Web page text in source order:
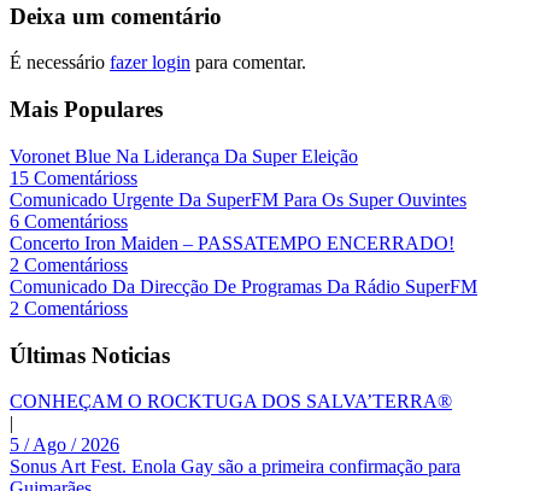
Deixa um comentário
É necessário fazer login para comentar.
Mais Populares
Voronet Blue Na Liderança Da Super Eleição
15 Comentárioss
Comunicado Urgente Da SuperFM Para Os Super Ouvintes
6 Comentárioss
Concerto Iron Maiden – PASSATEMPO ENCERRADO!
2 Comentárioss
Comunicado Da Direcção De Programas Da Rádio SuperFM
2 Comentárioss
Últimas Noticias
CONHEÇAM O ROCKTUGA DOS SALVA’TERRA®
|
5 / Ago / 2026
Sonus Art Fest. Enola Gay são a primeira confirmação para